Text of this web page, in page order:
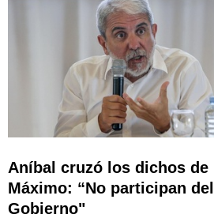
Aníbal cruzó los dichos de
Máximo: “No participan del
Gobierno"